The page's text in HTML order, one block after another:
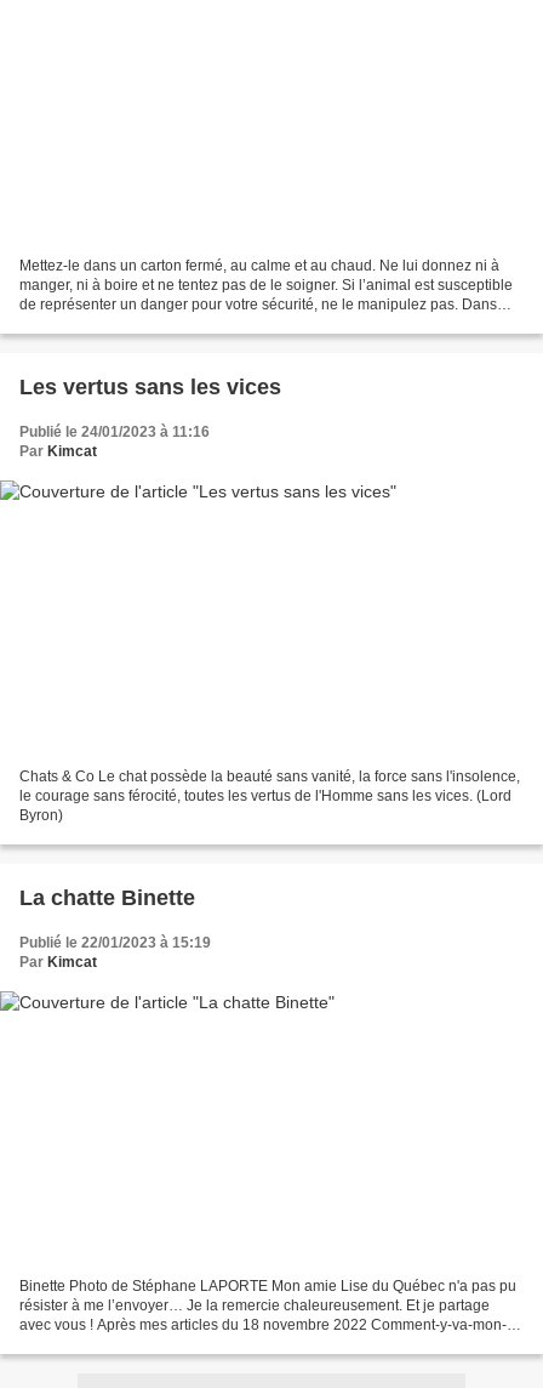
Mettez-le dans un carton fermé, au calme et au chaud. Ne lui donnez ni à
manger, ni à boire et ne tentez pas de le soigner. Si l’animal est susceptible
de représenter un danger pour votre sécurité, ne le manipulez pas. Dans
Les vertus sans les vices
Publié le 24/01/2023 à 11:16
Par Kimcat
Chats & Co Le chat possède la beauté sans vanité, la force sans l'insolence,
le courage sans férocité, toutes les vertus de l'Homme sans les vices. (Lord
Byron)
La chatte Binette
Publié le 22/01/2023 à 15:19
Par Kimcat
Binette Photo de Stéphane LAPORTE Mon amie Lise du Québec n'a pas pu
résister à me l’envoyer… Je la remercie chaleureusement. Et je partage
avec vous ! Après mes articles du 18 novembre 2022 Comment-y-va-mon-